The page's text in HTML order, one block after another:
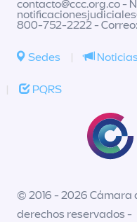
contacto@ccc.org.co-
800-752-2222 - Correo:
Sedes |
| PQRS
© 2016 - 2026 Cámara
derechos reservados -